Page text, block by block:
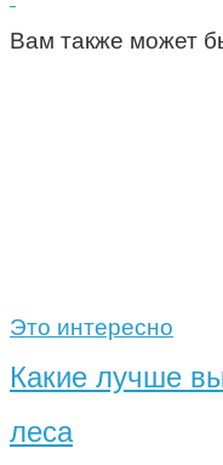
Вам также может
Это интересно
Какие лучше
леса